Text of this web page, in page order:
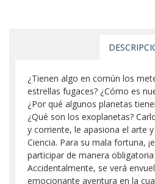
¿Tienen algo en común los
estrellas fugaces? ¿Cómo es
¿Por qué algunos planetas
¿Qué son los exoplanetas?
y corriente, le apasiona el arte
Ciencia. Para su mala fortuna,
participar de manera
Accidentalmente, se verá
emocionante aventura en la